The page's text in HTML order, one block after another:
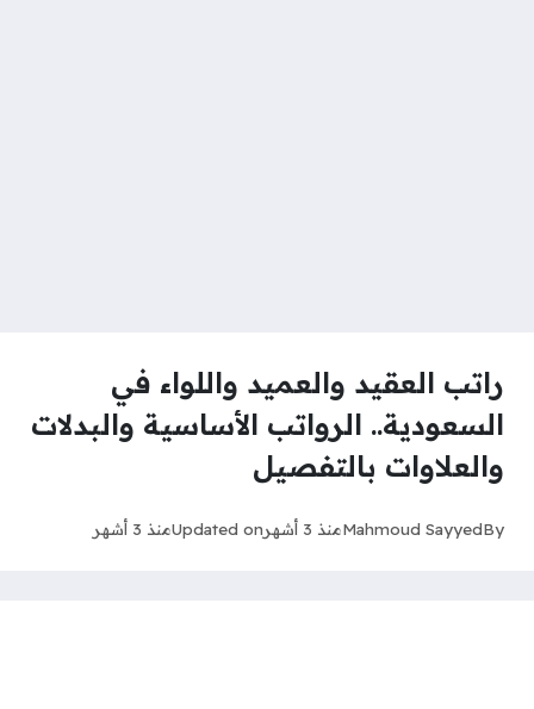
راتب العقيد والعميد واللواء في
السعودية.. الرواتب الأساسية والبدلات
والعلاوات بالتفصيل
By
Mahmoud Sayyedمنذ 3 أشهر Updated onمنذ 3 أشهر